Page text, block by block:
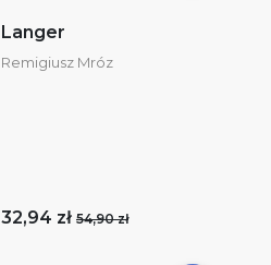
Langer
Remigiusz Mróz
32,94 zł 54,90 zł